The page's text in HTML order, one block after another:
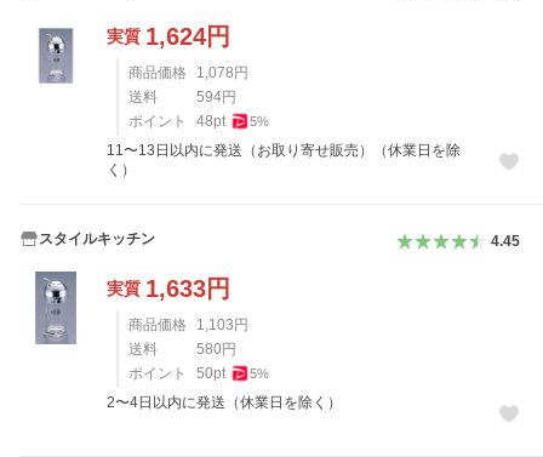
実質 1,624円
商品価格 1,078 円
送料
594円
ポイント
48pt 5%
11〜13日以内に発送（お取り寄せ販売）（休業日を除
く）
スタイルキッチン 4.45
実質 1,633円
商品価格 1,103 円
送料
580 円
ポイント
50pt 5%
2〜4日以内に発送（休業日を除く）